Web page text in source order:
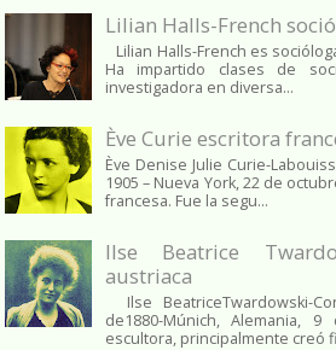
Lilian Halls-French
Lilian Halls-French es
Ha impartido clases de
investigadora en diversa...
Ève Curie escritora
Ève Denise Julie Curie-
1905 – Nueva York, 22 de
francesa. Fue la segu...
Ilse Beatrice
austriaca
Ilse BeatriceTwardowski-
de1880-Múnich, Alemania,
escultora, principalmente creó